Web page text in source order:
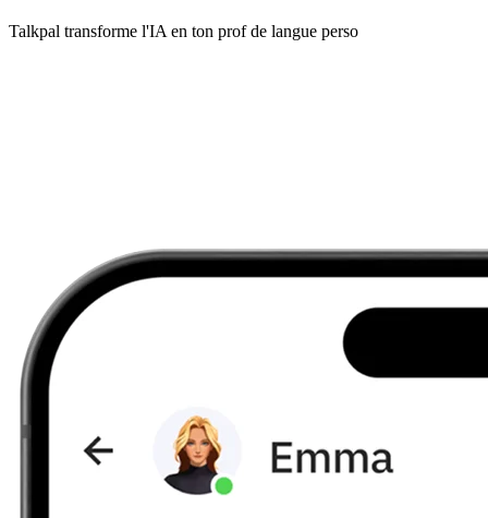
Talkpal transforme l'IA en ton prof de langue perso